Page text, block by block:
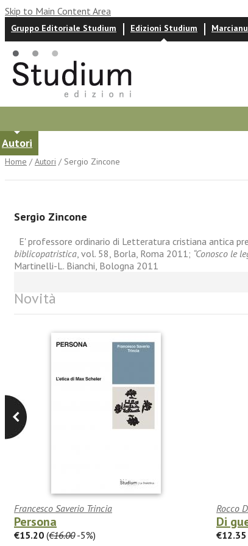
Skip to Main Content Area
Gruppo Editoriale Studium Edizioni Studium
Autori
Home /Autori / Sergio Zincone
Sergio Zincone
E' professore ordinario di Letteratura cristiana antica
biblicopatristica , vol. 58, Borla, Roma 2011; “Conosco le
Martinelli-L. Bianchi, Bologna 2011
Novità
Francesco Saverio Trincia
Persona
€15.20 (€16.00-5%)
Rocco
Di
€12.35